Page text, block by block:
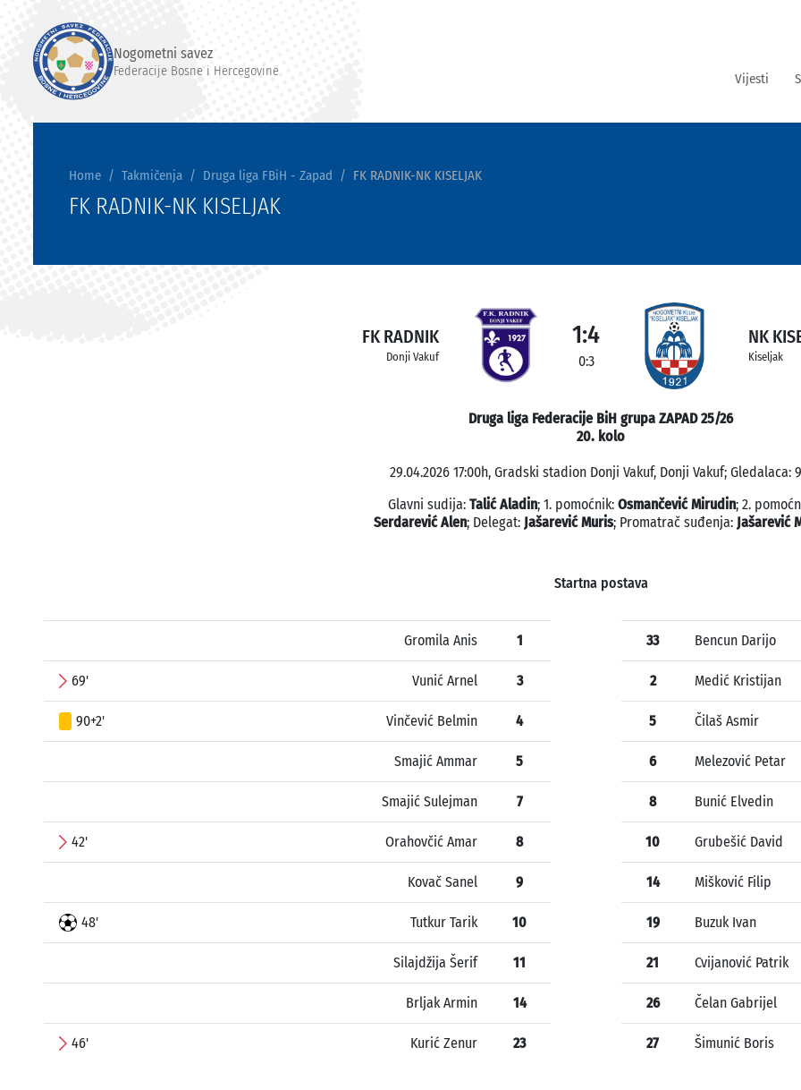
Nogometni savez
Federacije Bosne i Hercegovine Vijesti
Home Takmičenja Druga liga FBiH - Zapad FK RADNIK-NK KISELJAK
FK RADNIK-NK KISELJAK
FK RADNIK
Donji Vakuf
1:4
0:3
NK
Kiseljak
Druga liga Federacije BiH grupa ZAPAD 25/26
20. kolo
29.04.2026 17:00h, Gradski stadion Donji Vakuf, Donji Vakuf; Gledalaca:
Glavni sudija: Talić Aladin; 1. pomoćnik: Osmančević Mirudin; 2.
Serdarević Alen; Delegat: Jašarević Muris; Promatrač suđenja: Jašarević
Startna postava
Gromila Anis 1
69' Vunić Arnel 3
90+2' Vinčević Belmin 4
Smajić Ammar 5
Smajić Sulejman 7
42' Orahovčić Amar 8
Kovač Sanel 9
48' Tutkur Tarik 10
Silajdžija Šerif 11
Brljak Armin 14
46' Kurić Zenur 23
33 Bencun Darijo
2 Medić Kristijan
5 Čilaš Asmir
6 Melezović Petar
8 Bunić Elvedin
10 Grubešić David
14 Mišković Filip
19 Buzuk Ivan
21 Cvijanović Patrik
26 Čelan Gabrijel
27 Šimunić Boris